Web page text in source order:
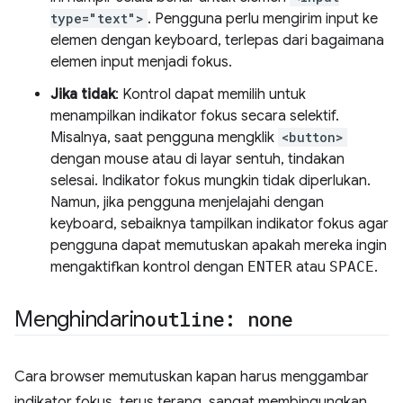
type="text"> . Pengguna perlu mengirim input ke
elemen dengan keyboard, terlepas dari bagaimana
elemen input menjadi fokus.
Jika tidak: Kontrol dapat memilih untuk
menampilkan indikator fokus secara selektif.
Misalnya, saat pengguna mengklik <button>
dengan mouse atau di layar sentuh, tindakan
selesai. Indikator fokus mungkin tidak diperlukan.
Namun, jika pengguna menjelajahi dengan
keyboard, sebaiknya tampilkan indikator fokus agar
pengguna dapat memutuskan apakah mereka ingin
mengaktifkan kontrol dengan ENTER atau SPACE.
Menghindarinoutline: none
Cara browser memutuskan kapan harus menggambar